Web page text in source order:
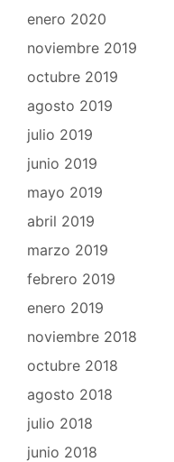
enero 2020
noviembre 2019
octubre 2019
agosto 2019
julio 2019
junio 2019
mayo 2019
abril 2019
marzo 2019
febrero 2019
enero 2019
noviembre 2018
octubre 2018
agosto 2018
julio 2018
junio 2018